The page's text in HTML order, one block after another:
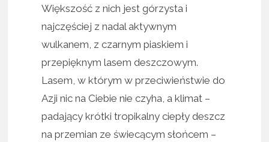
Większość z nich jest górzysta i
najczęściej z nadal aktywnym
wulkanem, z czarnym piaskiem i
przepięknym lasem deszczowym.
Lasem, w którym w przeciwieństwie do
Azji nic na Ciebie nie czyha, a klimat –
padający krótki tropikalny ciepły deszcz
na przemian ze świecącym słońcem –